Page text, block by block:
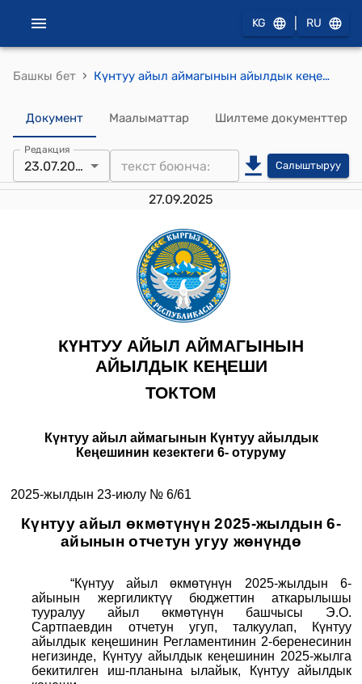
KG RU
Башкы бет › Күнтуу айыл аймагынын айылдык кеңешинин 2025-жылдын 23-июлундагы № 6/61 "Күнтуу айыл өкмөтүнүн 2025-жылдын 6-айынын отчетун угуу жөнүндө" токтому
Документ Маалыматтар Шилтеме документтер
Редакция
23.07.2025 Салыштыруу
27.09.2025